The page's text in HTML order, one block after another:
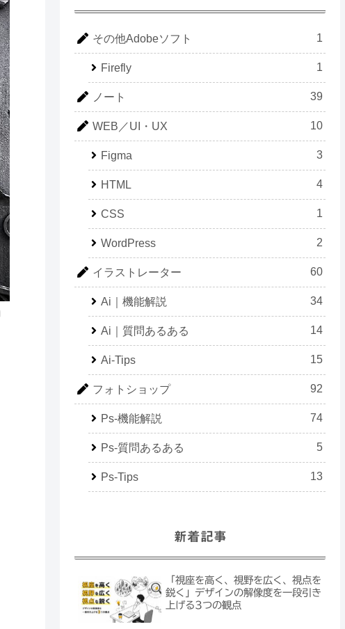
その他Adobeソフト 1
Firefly 1
ノート 39
WEB／UI・UX 10
Figma 3
HTML 4
CSS 1
WordPress 2
イラストレーター 60
Ai｜機能解説 34
Ai｜質問あるある 14
Ai-Tips 15
フォトショップ 92
Ps-機能解説 74
Ps-質問あるある 5
Ps-Tips 13
新着記事
「視座を高く、視野を広く、視点を
鋭く」デザインの解像度を一段引き
上げる3つの観点